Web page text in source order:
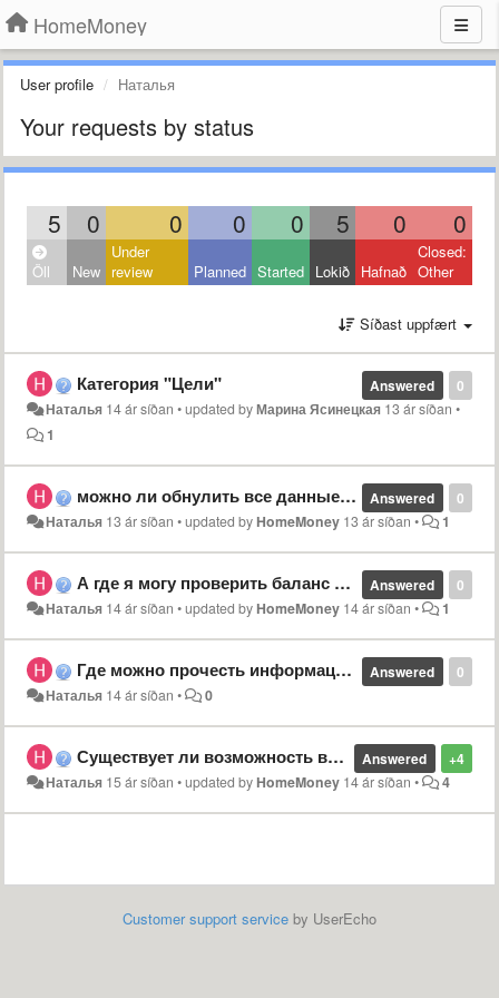
HomeMoney
User profile Наталья
Your requests by status
5 0 0 0 0 5 0 0
Öll New
Under
review
Planned Started Lokið Hafnað
Closed:
Other
Síðast uppfært
0
Answered
Категория "Цели"
Наталья 14 ár síðan •updated byМарина Ясинецкая 13 ár síðan •
1
0
Answered
можно ли обнулить все данные и начать сначала
Наталья 13 ár síðan •updated by HomeMoney 13 ár síðan • 1
0
Answered
А где я могу проверить баланс кредит карты и пенсионой карты
Наталья 14 ár síðan •updated by HomeMoney 14 ár síðan • 1
0
Answered
Где можно прочесть информации об конфиденциальности данных?
Наталья 14 ár síðan • 0
+4
Answered
Существует ли возможность восстановить удалённые данные?
Наталья 15 ár síðan •updated by HomeMoney 14 ár síðan • 4
Customer support service by UserEcho